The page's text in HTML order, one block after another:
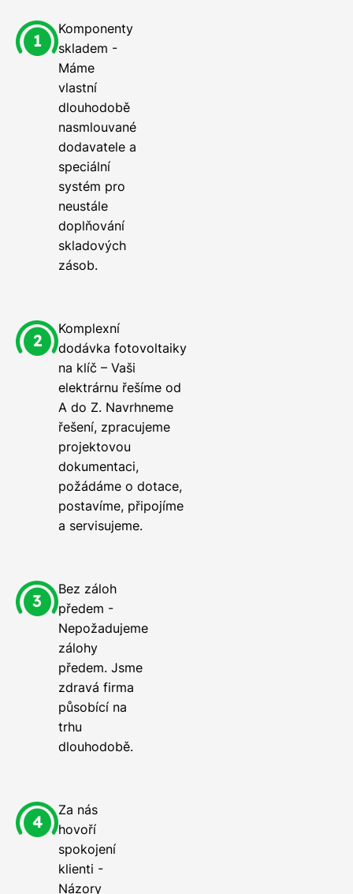
Komponenty
skladem -
Máme
vlastní
dlouhodobě
nasmlouvané
dodavatele a
speciální
systém pro
neustále
doplňování
skladových
zásob.
Komplexní
dodávka fotovoltaiky
na klíč – Vaši
elektrárnu řešíme od
A do Z. Navrhneme
řešení, zpracujeme
projektovou
dokumentaci,
požádáme o dotace,
postavíme, připojíme
a servisujeme.
Bez záloh
předem -
Nepožadujeme
zálohy
předem. Jsme
zdravá firma
působící na
trhu
dlouhodobě.
Za nás
hovoří
spokojení
klienti -
Názory